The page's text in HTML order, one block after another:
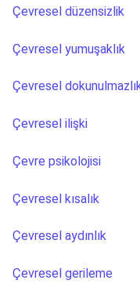
Çevresel düzensizlik
Çevresel yumuşaklık
Çevresel
Çevresel ilişki
Çevre psikolojisi
Çevresel kısalık
Çevresel aydınlık
Çevresel gerileme